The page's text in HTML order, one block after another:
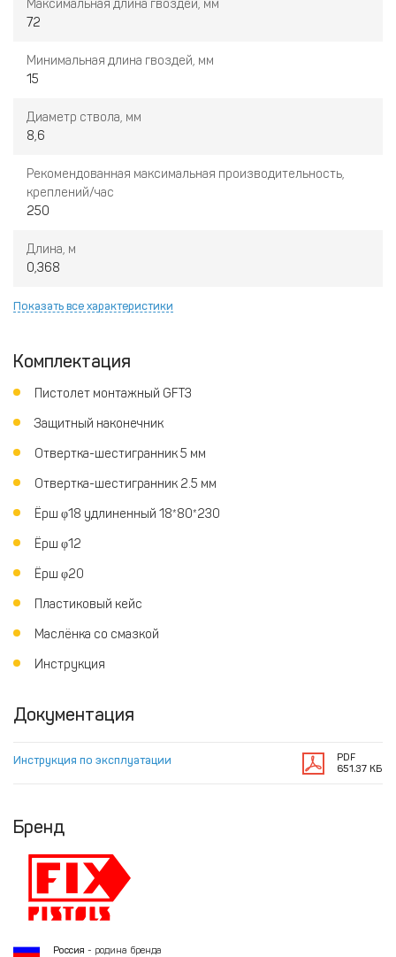
Максимальная длина гвоздей, мм
72
Минимальная длина гвоздей, мм
15
Диаметр ствола, мм
8,6
Рекомендованная максимальная производительность,
креплений/час
250
Длина, м
0,368
Показать все характеристики
Комплектация
Пистолет монтажный GFT3
Защитный наконечник
Отвертка-шестигранник 5 мм
Отвертка-шестигранник 2.5 мм
Ёрш φ18 удлиненный 18*80*230
Ёрш φ12
Ёрш φ20
Пластиковый кейс
Маслёнка со смазкой
Инструкция
Документация
Инструкция по эксплуатации
PDF
651.37 КБ
Бренд
Россия - родина бренда